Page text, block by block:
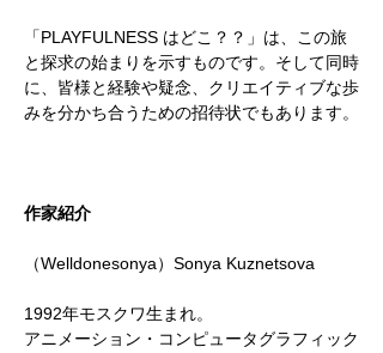
「PLAYFULNESS はどこ？？」は、この旅
と探求の始まりを示すものです。そして同時
に、皆様と経験や疑念、クリエイティブな歩
みを分かち合うための招待状でもあります。
作家紹介
（Welldonesonya）Sonya Kuznetsova
1992年モスクワ生まれ。
アニメーション・コンピュータグラフィック